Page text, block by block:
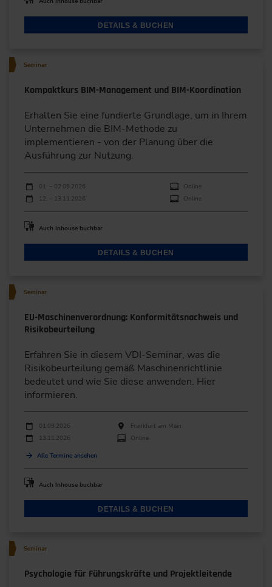
DETAILS & BUCHEN
Seminar
Kompaktkurs BIM-Management und BIM-Koordination
Erhalten Sie eine fundierte Grundlage, um in Ihrem
Unternehmen die BIM-Methode zu
implementieren - von der Planung über die
Ausführung zur Nutzung.
Durchführungen
Veranstaltungsdatum
01. – 02.09.2026
Online
12. – 13.11.2026
Online
Auch Inhouse buchbar
DETAILS & BUCHEN
Seminar
EU-Maschinenverordnung: Konformitätsnachweis und
Risikobeurteilung
Erfahren Sie in diesem VDI-Seminar, was die
Risikobeurteilung gemäß Maschinenrichtlinie
bedeutet und wie Sie diese anwenden. Hier
informieren.
Durchführungen
Veranstaltungsdatum Veranstaltungsort
01.09.2026
Frankfurt am Main
13.11.2026
Online
Alle Termine ansehen
Auch Inhouse buchbar
DETAILS & BUCHEN
Seminar
Psychologie für Führungskräfte und Projektleitende